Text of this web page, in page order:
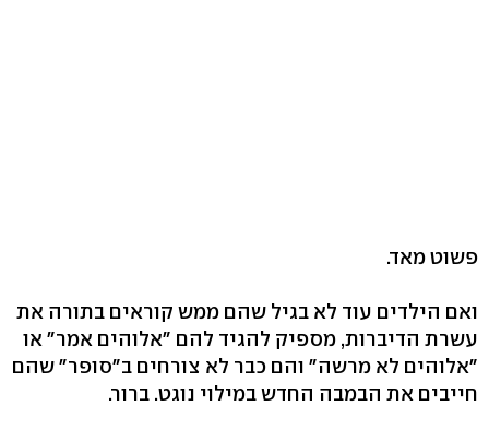
פשוט מאד.
ואם הילדים עוד לא בגיל שהם ממש קוראים בתורה את
עשרת הדיברות, מספיק להגיד להם "אלוהים אמר" או
"אלוהים לא מרשה" והם כבר לא צורחים ב"סופר" שהם
חייבים את הבמבה החדש במילוי נוגט. ברור.